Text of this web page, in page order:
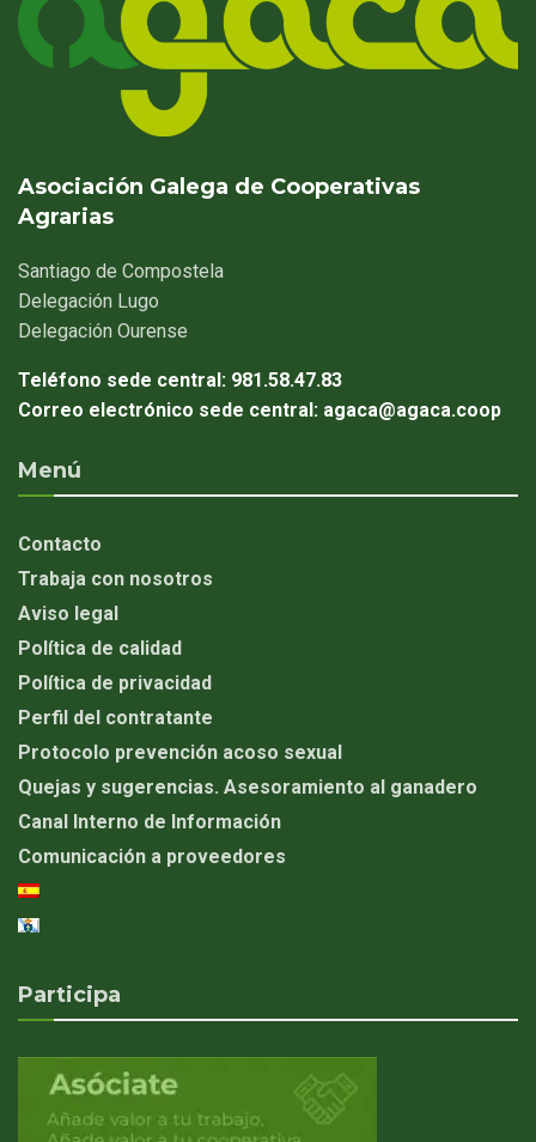
Asociación Galega de Cooperativas
Agrarias
Santiago de Compostela
Delegación Lugo
Delegación Ourense
Teléfono sede central: 981.58.47.83
Correo electrónico sede central: agaca@agaca.coop
Menú
Contacto
Trabaja con nosotros
Aviso legal
Política de calidad
Política de privacidad
Perfil del contratante
Protocolo prevención acoso sexual
Quejas y sugerencias. Asesoramiento al ganadero
Canal Interno de Información
Comunicación a proveedores
Participa